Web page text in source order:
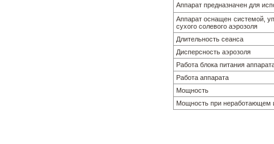
Аппарат предназначен для
Аппарат оснащен системой,
сухого солевого аэрозоля
Длительность сеанса
Дисперсность аэрозоля
Работа блока питания
Работа аппарата
Мощность
Мощность при неработающем